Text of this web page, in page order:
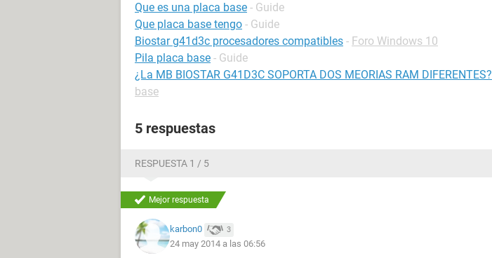
Que es una placa base - Guide
Que placa base tengo - Guide
Biostar g41d3c procesadores compatibles - Foro Windows 10
Pila placa base - Guide
¿La MB BIOSTAR G41D3C SOPORTA DOS MEORIAS RAM DIFERENTES?
base
5 respuestas
RESPUESTA 1 / 5
Mejor respuesta
karbon0 3
24 may 2014 a las 06:56